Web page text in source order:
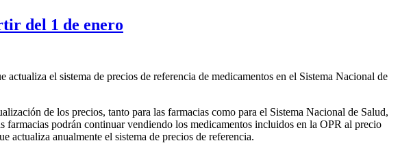
del 1 de enero
el sistema de precios de referencia de medicamentos en el Sistema Nacional de
de los precios, tanto para las farmacias como para el Sistema Nacional de Salud,
podrán continuar vendiendo los medicamentos incluidos en la OPR al precio
actualiza anualmente el sistema de precios de referencia.